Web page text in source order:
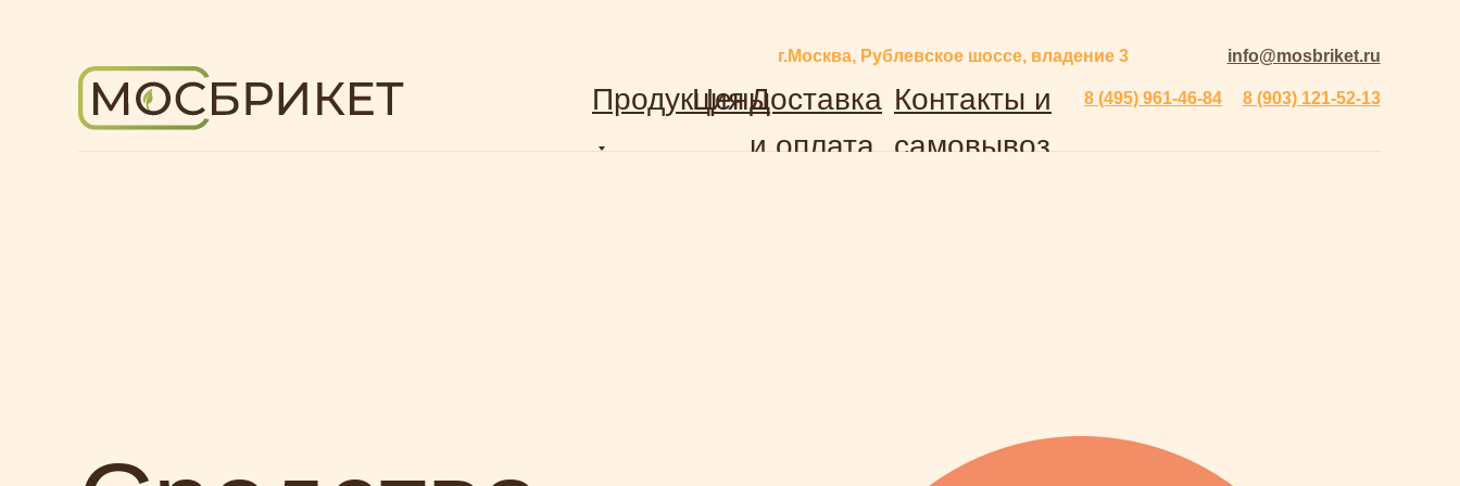
8 (495) 961-46-84
Продукция
ЦеныДоставка
и оплата
Контакты и
самовывоз
г.Москва, Рублевское шоссе, владение 3 info@mosbriket.ru
8 (903) 121-52-13